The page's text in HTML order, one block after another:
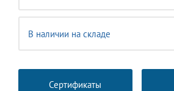
В наличии на складе
Сертификаты